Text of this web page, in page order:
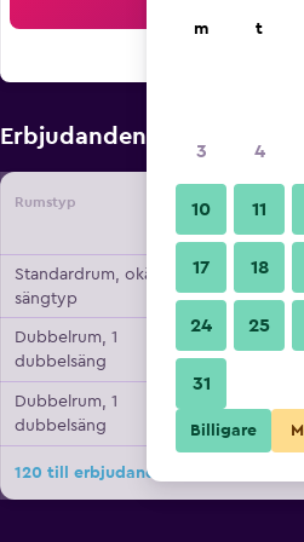
Erbjudanden från
Rumstyp
Standardrum, okänd
sängtyp
Dubbelrum, 1
dubbelsäng
Dubbelrum, 1
dubbelsäng
120 till erbjudanden för Royal Park
m t
3 4
10 11
17 18
24 25
31
Billigare